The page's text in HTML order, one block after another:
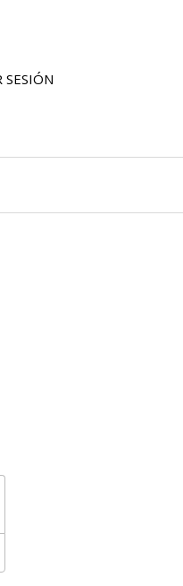
SESIÓN